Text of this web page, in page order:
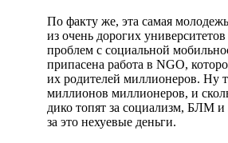
По факту же, эта самая
из очень дорогих
проблем с социальной
припасена работа в NGO,
их родителей миллионеров. Ну
миллионов миллионеров, и
дико топят за социализм, БЛМ и
за это нехуевые деньги.